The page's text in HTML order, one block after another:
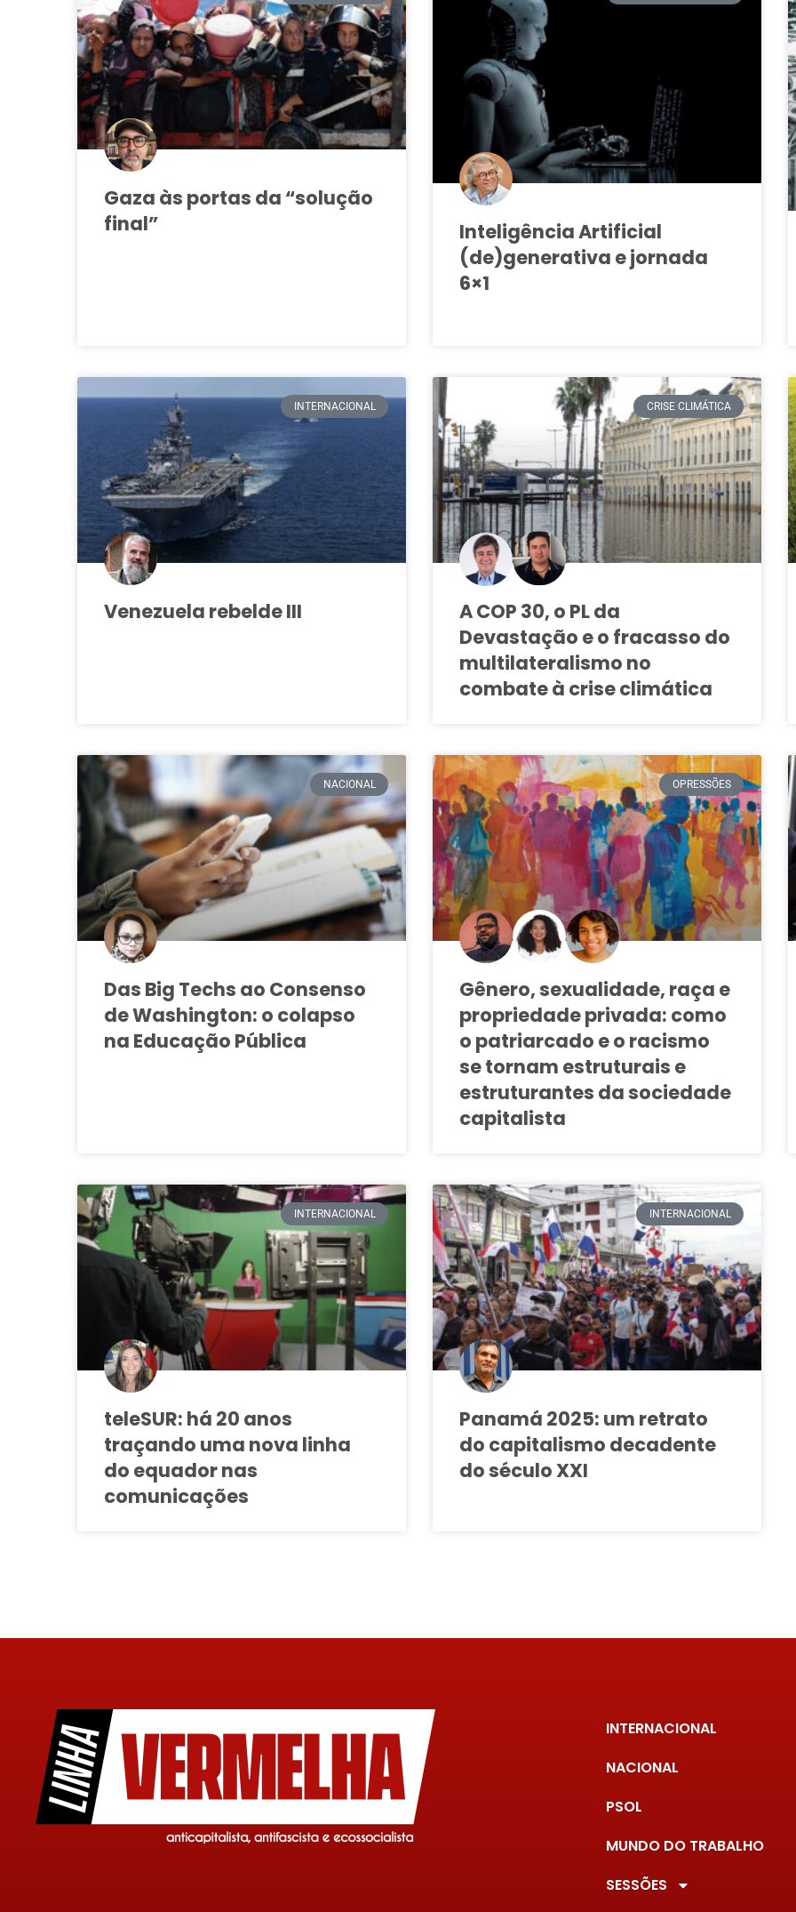
ENTREVISTA
SOBERANIA: Só
dependência
com o imperialismo
Gaza às portas da “solução
final”
Inteligência Artificial
(de)generativa e jornada
6×1
INTERNACIONAL
Venezuela rebelde III
CRISE CLIMÁTICA
A COP 30, o PL da
Devastação e o fracasso do
multilateralismo no
combate à crise climática
NACIONAL
Das Big Techs ao Consenso
de Washington: o colapso
na Educação Pública
OPRESSÕES
Gênero, sexualidade, raça e
propriedade privada: como
o patriarcado e o racismo
se tornam estruturais e
estruturantes da sociedade
capitalista
INTERNACIONAL
teleSUR: há 20 anos
traçando uma nova linha
do equador nas
comunicações
INTERNACIONAL
Panamá 2025: um retrato
do capitalismo decadente
do século XXI
INTERNACIONAL
NACIONAL
PSOL
MUNDO DO TRABALHO
SESSÕES